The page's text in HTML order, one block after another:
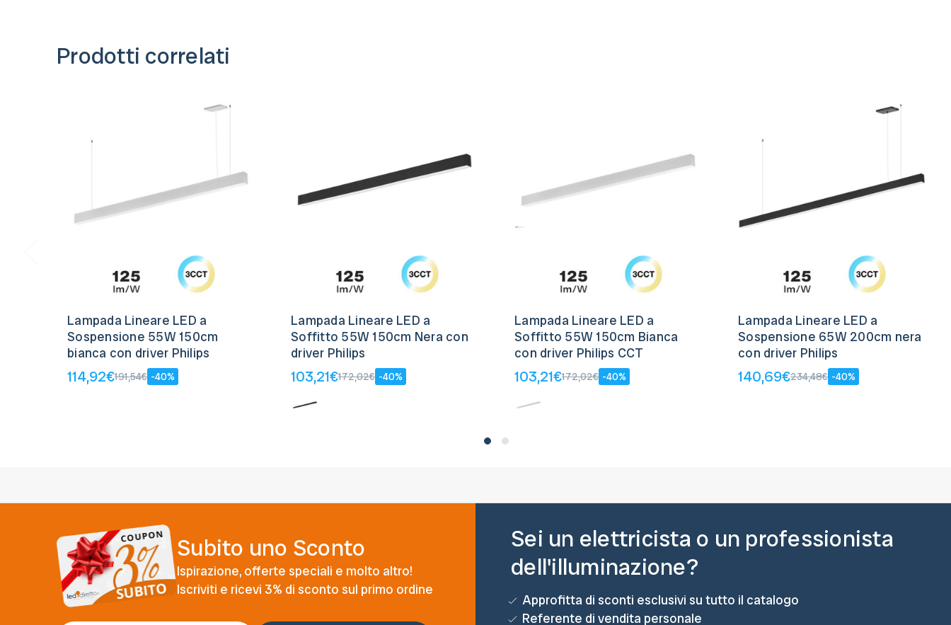
Prodotti correlati
Lampada Lineare LED a
Sospensione 55W 150cm
bianca con driver Philips
114,92€191,54€ -40%
Lampada Lineare LED a
Soffitto 55W 150cm Nera con
driver Philips
103,21€172,02€ -40%
Lampada Lineare LED a
Soffitto 55W 150cm Bianca
con driver Philips CCT
103,21€172,02€ -40%
Lampada Lineare LED a
Sospensione 65W 200cm nera
con driver Philips
140,69€234,48€ -40%
Subito uno Sconto
Ispirazione, offerte speciali e molto altro!
Iscriviti e ricevi 3% di sconto sul primo ordine
Sei un elettricista o un professionista
dell'illuminazione?
Approfitta di sconti esclusivi su tutto il catalogo
Referente di vendita personale